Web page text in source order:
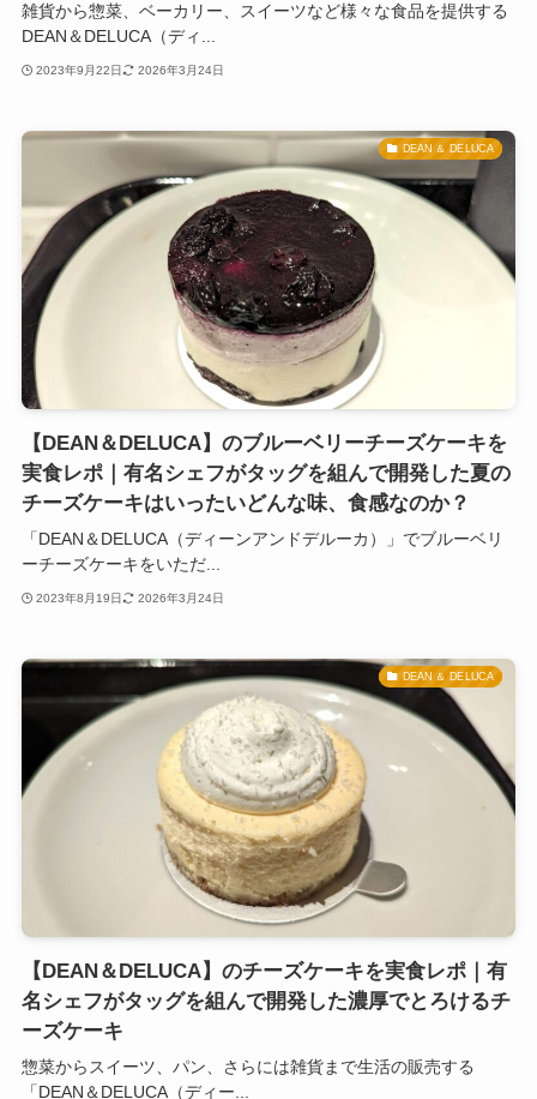
雑貨から惣菜、ベーカリー、スイーツなど様々な食品を提供する
DEAN＆DELUCA（ディ...
2023年9月22日 2026年3月24日
DEAN ＆ DELUCA
【DEAN＆DELUCA】のブルーベリーチーズケーキを
実食レポ｜有名シェフがタッグを組んで開発した夏の
チーズケーキはいったいどんな味、食感なのか？
「DEAN＆DELUCA（ディーンアンドデルーカ）」でブルーベリ
ーチーズケーキをいただ...
2023年8月19日 2026年3月24日
DEAN ＆ DELUCA
【DEAN＆DELUCA】のチーズケーキを実食レポ｜有
名シェフがタッグを組んで開発した濃厚でとろけるチ
ーズケーキ
惣菜からスイーツ、パン、さらには雑貨まで生活の販売する
「DEAN＆DELUCA（ディー...